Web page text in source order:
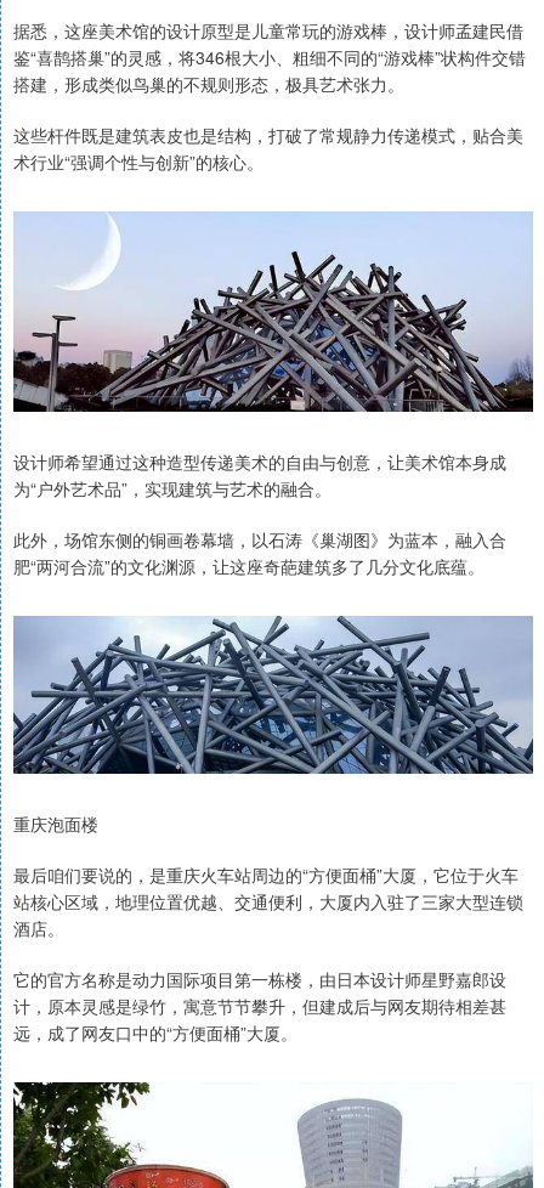
据悉，这座美术馆的设计原型是儿童常玩的游戏棒，设计师孟建民借
鉴“喜鹊搭巢”的灵感，将346根大小、粗细不同的“游戏棒”状构件交错
搭建，形成类似鸟巢的不规则形态，极具艺术张力。
这些杆件既是建筑表皮也是结构，打破了常规静力传递模式，贴合美
术行业“强调个性与创新”的核心。
设计师希望通过这种造型传递美术的自由与创意，让美术馆本身成
为“户外艺术品”，实现建筑与艺术的融合。
此外，场馆东侧的铜画卷幕墙，以石涛《巢湖图》为蓝本，融入合
肥“两河合流”的文化渊源，让这座奇葩建筑多了几分文化底蕴。
重庆泡面楼
最后咱们要说的，是重庆火车站周边的“方便面桶”大厦，它位于火车
站核心区域，地理位置优越、交通便利，大厦内入驻了三家大型连锁
酒店。
它的官方名称是动力国际项目第一栋楼，由日本设计师星野嘉郎设
计，原本灵感是绿竹，寓意节节攀升，但建成后与网友期待相差甚
远，成了网友口中的“方便面桶”大厦。